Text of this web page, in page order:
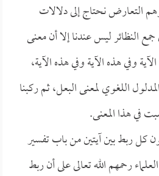
التعارض نحتاج إلى دلالات
النظائر ليس عندنا إلا أن معنى
وفي هذه الآية وفي هذه الآية،
اللغوي لمعنى البعل، ثم ركبنا
في هذا المعنى.
كل ربط بين آيتين من باب تفسير
رحمهم الله تعالى على أن ربط